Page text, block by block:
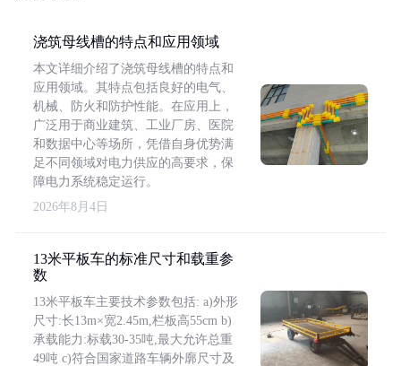
浇筑母线槽的特点和应用领域
本文详细介绍了浇筑母线槽的特点和
应用领域。其特点包括良好的电气、
机械、防火和防护性能。在应用上，
广泛用于商业建筑、工业厂房、医院
和数据中心等场所，凭借自身优势满
足不同领域对电力供应的高要求，保
障电力系统稳定运行。
2026年8月4日
13米平板车的标准尺寸和载重参
数
13米平板车主要技术参数包括: a)外形
尺寸:长13m×宽2.45m,栏板高55cm b)
承载能力:标载30-35吨,最大允许总重
49吨 c)符合国家道路车辆外廓尺寸及